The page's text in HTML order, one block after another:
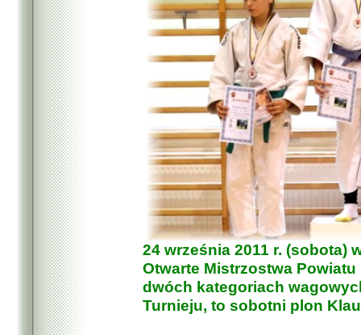
24 września 2011 r. (sobota)
Otwarte Mistrzostwa
dwóch kategoriach
Turnieju, to sobotni plon